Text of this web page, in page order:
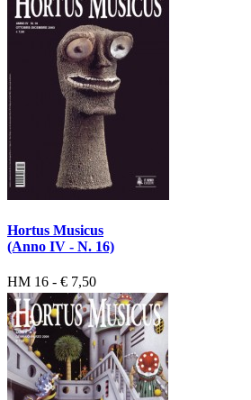
Hortus Musicus
(Anno IV - N. 16)
HM 16 - € 7,50